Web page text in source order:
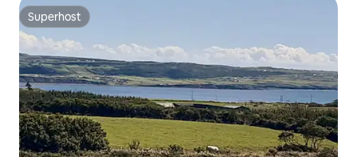
Superhost
Superhost